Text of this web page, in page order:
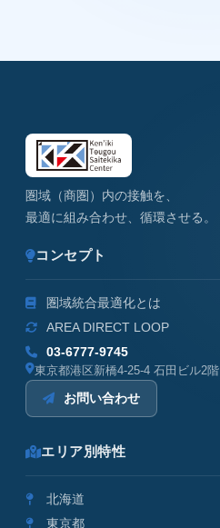
圏域（商圏）内の接触を、
最適に組み合わせ、循環させる。
コンセプト
圏域統合最適化とは
AREA DIRECT LOOP
03-6777-9745
東京都港区新橋4-25-4 石田ビル2階
お問い合わせ
エリア別特性
北海道
東京都